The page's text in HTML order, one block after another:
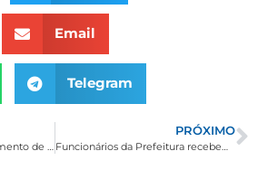
Email
Telegram
PRÓXIMO